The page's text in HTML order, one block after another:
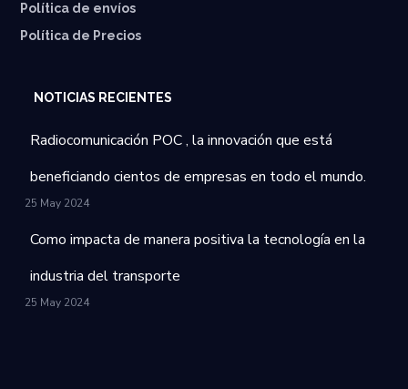
⁠Política de envíos
Política de Precios
NOTICIAS RECIENTES
Radiocomunicación POC , la innovación que está
beneficiando cientos de empresas en todo el mundo.
25 May 2024
Como impacta de manera positiva la tecnología en la
industria del transporte
25 May 2024